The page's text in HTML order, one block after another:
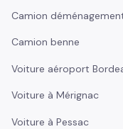
Camion
Camion benne
Voiture aéroport
Voiture à Mérignac
Voiture à Pessac